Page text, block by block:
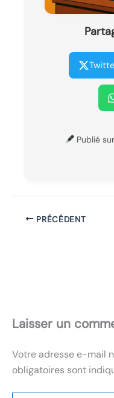
Publié sur
PRÉCÉDENT
Laisser un
Votre adresse e-mail
obligatoires sont